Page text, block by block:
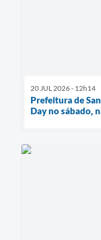
20 JUL 2026 - 12h14
Prefeitura de
Day no sábado,